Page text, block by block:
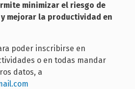
minimizar el riesgo de
mejorar la productividad en
poder inscribirse en
o en todas mandar
datos, a